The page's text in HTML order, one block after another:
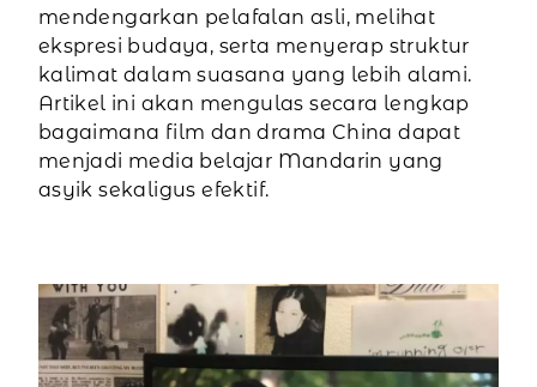
mendengarkan pelafalan asli, melihat
ekspresi budaya, serta menyerap struktur
kalimat dalam suasana yang lebih alami.
Artikel ini akan mengulas secara lengkap
bagaimana film dan drama China dapat
menjadi media belajar Mandarin yang
asyik sekaligus efektif.